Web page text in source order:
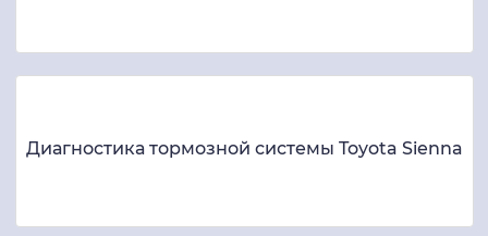
Диагностика тормозной системы Toyota Sienna